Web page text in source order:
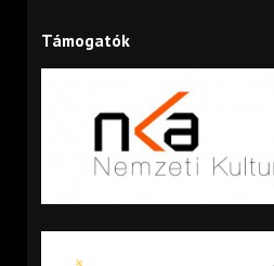
Támogatók